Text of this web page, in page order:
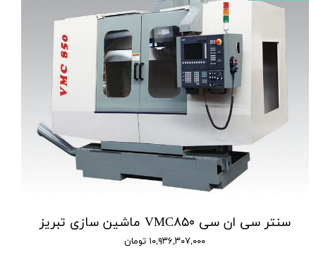
سنتر سی ان سی VMC۸۵۰ ماشین سازی تبریز
۱۰,۹۳۶,۳۰۷,۰۰۰ تومان